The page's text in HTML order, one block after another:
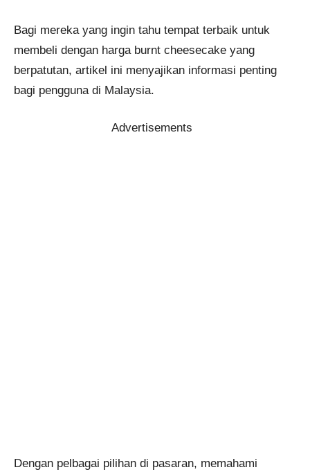
Bagi mereka yang ingin tahu tempat terbaik untuk
membeli dengan harga burnt cheesecake yang
berpatutan, artikel ini menyajikan informasi penting
bagi pengguna di Malaysia.
Advertisements
Dengan pelbagai pilihan di pasaran, memahami